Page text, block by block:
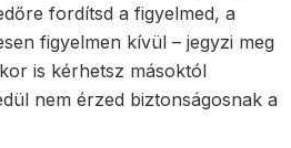
fordítsd a figyelmed, a
figyelmen kívül – jegyzi meg
is kérhetsz másoktól
nem érzed biztonságosnak a